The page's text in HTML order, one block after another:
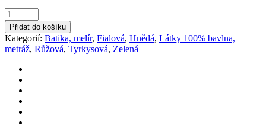
Bali
batika
š.110cm
09
množství
Přidat do košíku
Kategorií: Batika, melír, Fialová, Hnědá, Látky 100% bavlna,
metráž, Růžová, Tyrkysová, Zelená